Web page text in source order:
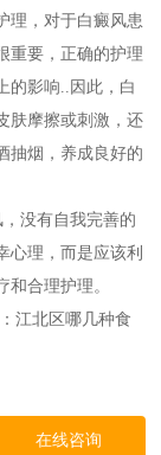
，对于白癜风患
重要，正确的护理
的影响..因此，白
肤摩擦或刺激，还
抽烟，养成良好的
没有自我完善的
心理，而是应该利
合理护理。
江北区哪几种食
在线咨询